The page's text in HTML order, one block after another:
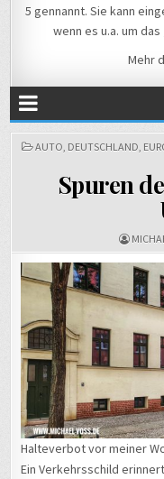
5 gennannt. Sie kann
wenn es u.a. um
Mehr
POSTED
AUTO, DEUTSCHLAND,
Spuren
Halteverbot vor meiner
Ein Verkehrsschild